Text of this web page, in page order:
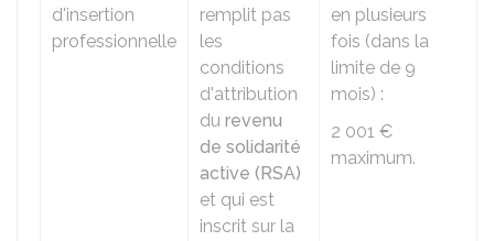
d'insertion
professionnelle
remplit pas
les
conditions
d'attribution
du revenu
de solidarité
active (RSA)
et qui est
inscrit sur la
en plusieurs
fois (dans la
limite de 9
mois) :
2 001 €
maximum.